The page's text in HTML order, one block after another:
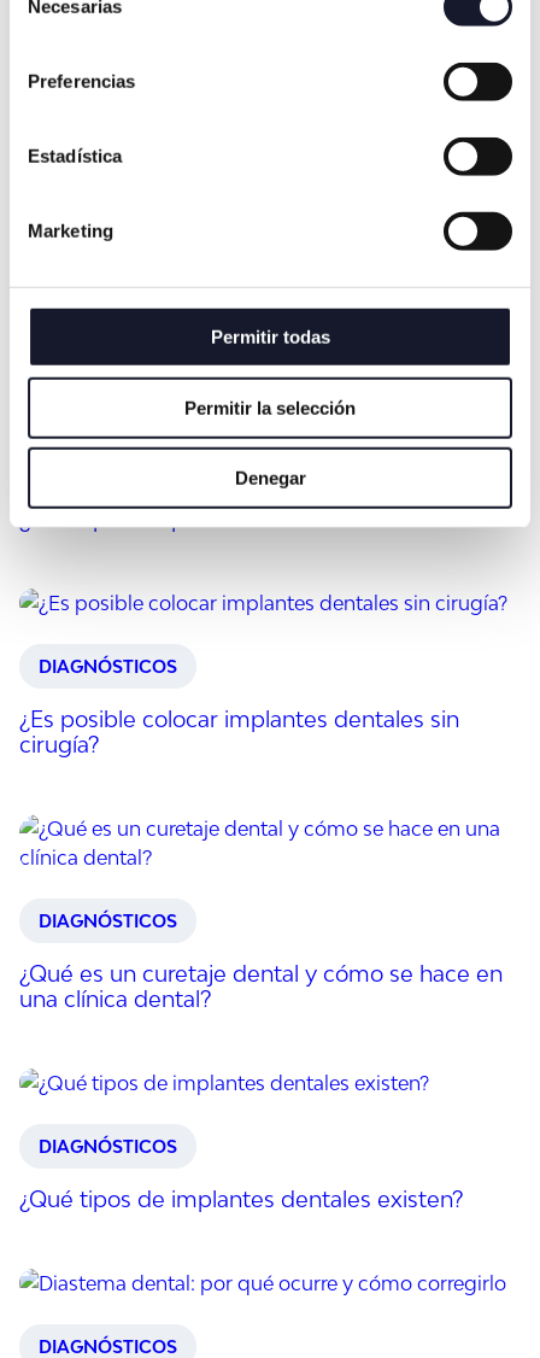
Necesarias
Preferencias
Estadística
Marketing
Permitir todas
Permitir la selección
Denegar
DIAGNÓSTICOS
¿En qué consiste el procedimiento de
regeneración ósea dental?
DIAGNÓSTICOS
Composite inyectado: ventajas y su técnica
dental
DIAGNÓSTICOS
¿Es posible colocar implantes dentales sin
cirugía?
DIAGNÓSTICOS
¿Qué es un curetaje dental y cómo se hace en
una clínica dental?
DIAGNÓSTICOS
¿Qué tipos de implantes dentales existen?
DIAGNÓSTICOS